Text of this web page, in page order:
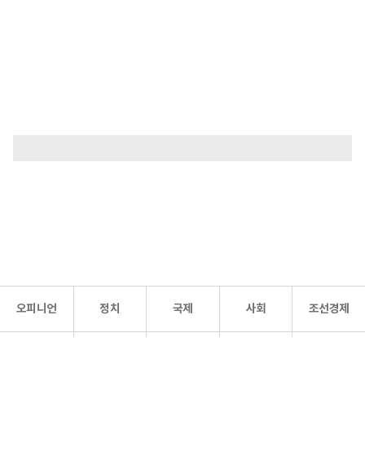
오피니언 정치 국제 사회 조선경제